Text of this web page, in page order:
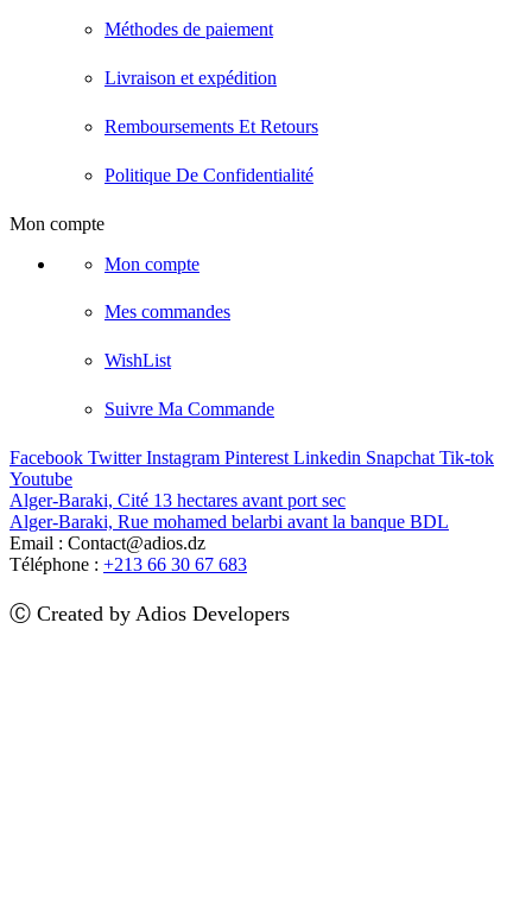
Méthodes de paiement
Livraison et expédition
Remboursements Et Retours
Politique De Confidentialité
Mon compte
Mon compte
Mes commandes
WishList
Suivre Ma Commande
Facebook Twitter Instagram Pinterest Linkedin Snapchat Tik-tok
Youtube
Alger-Baraki, Cité 13 hectares avant port sec
Alger-Baraki, Rue mohamed belarbi avant la banque BDL
Email : Contact@adios.dz
Téléphone : +213 66 30 67 683
Ⓒ Created by Adios Developers